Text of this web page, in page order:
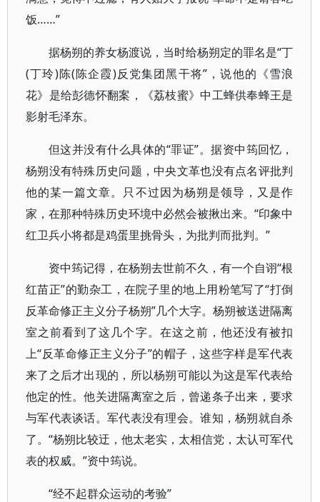
饭……”
据杨朔的养女杨渡说，当时给杨朔定的罪名是“丁
(丁玲)陈(陈企霞)反党集团黑干将”，说他的《雪浪
花》是给彭德怀翻案，《荔枝蜜》中工蜂供奉蜂王是
影射毛泽东。
但这并没有什么具体的“罪证”。据资中筠回忆，
杨朔没有特殊历史问题，中央文革也没有点名评批判
他的某一篇文章。只不过因为杨朔是领导，又是作
家，在那种特殊历史环境中必然会被揪出来。“印象中
红卫兵小将都是鸡蛋里挑骨头，为批判而批判。”
资中筠记得，在杨朔去世前不久，有一个自诩“根
红苗正”的勤杂工，在院子里的地上用粉笔写了“打倒
反革命修正主义分子杨朔”几个大字。杨朔被送进隔离
室之前看到了这几个字。在这之前，他还没有被扣
上“反革命修正主义分子”的帽子，这些字样是军代表
来了之后才出现的，所以杨朔可能以为这是军代表给
他定的性。他关进隔离室之后，曾递条子出来，要求
与军代表谈话。军代表没有理会。谁知，杨朔就自杀
了。“杨朔比较迂，他太老实，太相信党，太认可军代
表的权威。”资中筠说。
“经不起群众运动的考验”